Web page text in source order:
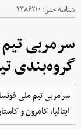
شناسه خبر: ۱۳۸۶۲۱۰
سرمربی تیم
گروه‌بندی
سرمربی تیم ملی
ایتالیا، کامرون و